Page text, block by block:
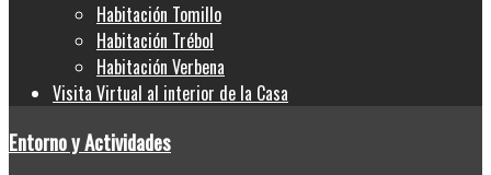
Habitación Tomillo
Habitación Trébol
Habitación Verbena
Visita Virtual al interior de la Casa
Entorno y Actividades